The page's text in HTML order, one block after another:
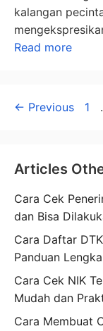
kalangan
Read more
← Previous 1
Articles
Cara Cek
dan Bisa
Cara Daftar
Panduan
Cara Cek NIK
Mudah dan
Cara Membuat